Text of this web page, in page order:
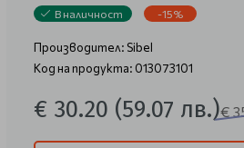
В наличност -15%
Производител: Sibel
Код на продукта: 013073101
€ 30.20 (59.07 лв.)€